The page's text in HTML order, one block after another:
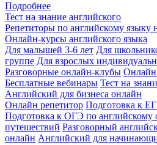
Подробнее
Тест на знание английского
Репетиторы по английскому языку
Онлайн-курсы английского языка
Для малышей 3-6 лет Для
группе Для взрослых
Разговорные онлайн-клубы
Бесплатные вебинары Тест на
Английский для бизнеса онлайн
Онлайн репетитор Подготовка к
Подготовка к ОГЭ по английскому
путешествий Разговорный
онлайн Английский для